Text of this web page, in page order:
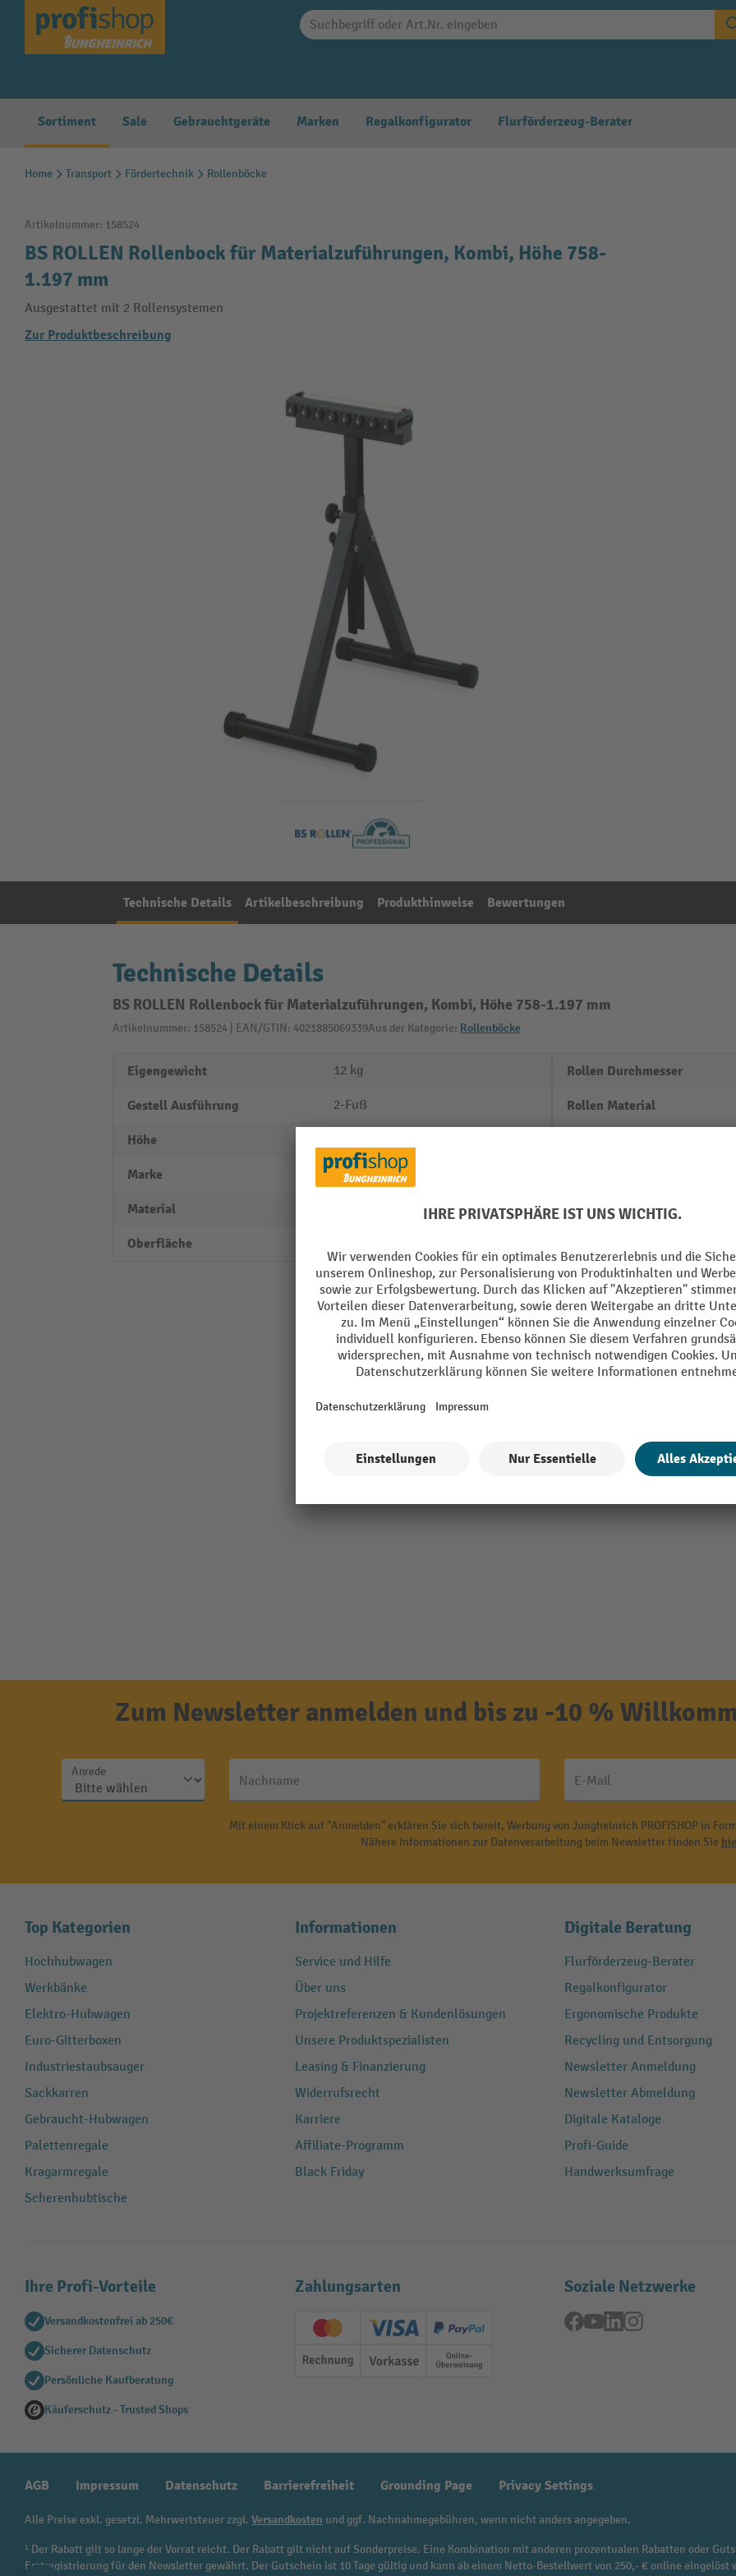
Zur Hauptnavigation springen
Sortiment Sale Gebrauchtgeräte Marken Regalkonfigurator Flurförderzeug-Berater
Home Transport Fördertechnik Rollenböcke
Artikelnummer: 158524
BS ROLLEN Rollenbock für Materialzuführungen, Kombi, Höhe 758-
1.197 mm
Ausgestattet mit 2 Rollensystemen
Zur Produktbeschreibung
Technische Details Artikelbeschreibung Produkthinweise Bewertungen
Technische Details
BS ROLLEN Rollenbock für Materialzuführungen, Kombi, Höhe 758-1.197 mm
Artikelnummer: 158524 | EAN/GTIN: 4021885069339Aus der Kategorie: Rollenböcke
Eigengewicht 12 kg
Gestell Ausführung 2-Fuß
Höhe
Marke BS ROLLEN
Material
Oberfläche
Rollen Durchmesser
Rollen Material
Tragrollen Wandstärke
Alle technische Details anzeigen
Zum Newsletter anmelden und bis zu -10 %
Anrede
Nachname E-Mail
Mit einem Klick auf "Anmelden" erklären Sie sich bereit, Werbung von Jungheinrich PROFISHOP in
Nähere Informationen zur Datenverarbeitung beim Newsletter finden Sie
Top Kategorien
Hochhubwagen
Werkbänke
Elektro-Hubwagen
Euro-Gitterboxen
Industriestaubsauger
Sackkarren
Gebraucht-Hubwagen
Palettenregale
Kragarmregale
Scherenhubtische
Informationen
Service und Hilfe
Über uns
Projektreferenzen & Kundenlösungen
Unsere Produktspezialisten
Leasing & Finanzierung
Widerrufsrecht
Karriere
Affiliate-Programm
Black Friday
Digitale Beratung
Flurförderzeug-Berater
Regalkonfigurator
Ergonomische Produkte
Recycling und Entsorgung
Newsletter Anmeldung
Newsletter Abmeldung
Digitale Kataloge
Profi-Guide
Handwerksumfrage
Ihre Profi-Vorteile
Versandkostenfrei ab 250€
Sicherer Datenschutz
Persönliche Kaufberatung
Käuferschutz - Trusted Shops
Zahlungsarten
Creditcard (Master)Creditcard (Visa)
PayPal
Rechnung Vorkasse Online-Überweisung
Soziale Netzwerke
Facebook
YouTubeLinkedInInstagram
AGB Impressum Datenschutz Barrierefreiheit Grounding Page Privacy Settings
Alle Preise exkl. gesetzl. Mehrwertsteuer zzgl. Versandkosten und ggf. Nachnahmegebühren, wenn nicht anders angegeben.
¹ Der Rabatt gilt so lange der Vorrat reicht. Der Rabatt gilt nicht auf Sonderpreise. Eine Kombination mit anderen prozentualen Rabatten oder
Erstregistrierung für den Newsletter gewährt. Der Gutschein ist 10 Tage gültig und kann ab einem Netto-Bestellwert von 250,- € online